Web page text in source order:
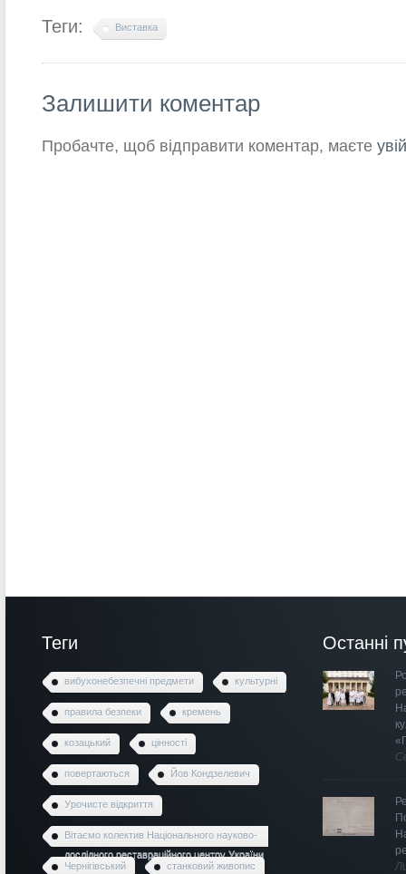
Теги: Виставка
Залишити коментар
Пробачте, щоб відправити коментар, маєте
Теги
вибухонебезпечні предмети культурні
правила безпеки кремень
козацький цінності
повертаються Йов Кондзелевич
Урочисте відкриття
Вітаємо колектив Національного науково-
дослідного реставраційного центру України
Чернігівський
станковий живопис
Останні